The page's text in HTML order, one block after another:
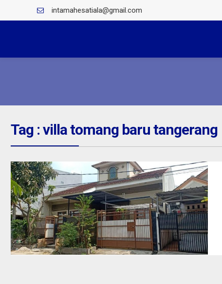
intamahesatiala@gmail.com
Tag : villa tomang baru tangerang